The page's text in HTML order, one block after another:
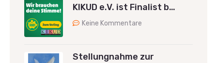
KIKUD e.V. ist Finalist b…
Keine Kommentare
Stellungnahme zur